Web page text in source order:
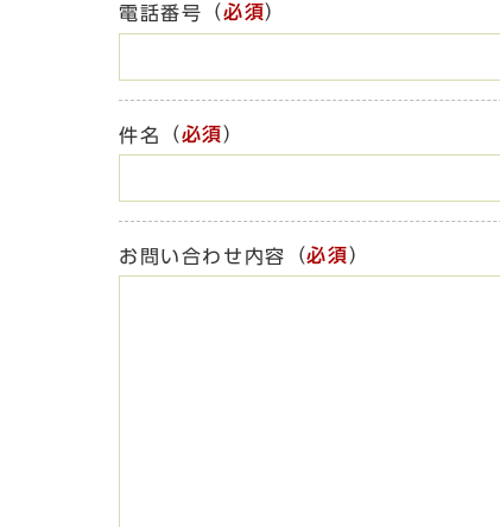
電話番号 （必須）
件名 （必須）
お問い合わせ内容 （必須）